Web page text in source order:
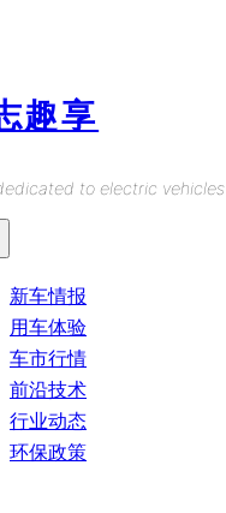
趣享
to electric vehicles
新车情报
用车体验
车市行情
前沿技术
行业动态
环保政策